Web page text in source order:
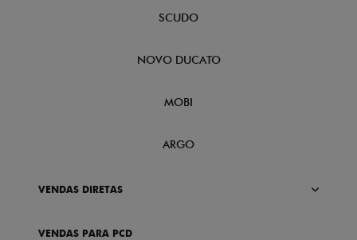
SCUDO
NOVO DUCATO
MOBI
ARGO
VENDAS DIRETAS
VENDAS PARA PCD